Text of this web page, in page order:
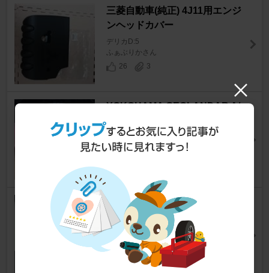
三菱自動車(純正) 4J11用エンジ
ンヘッドカバー
デリカD:5
ふぁぶりかさん
26
3
YOKOHAMA GEOLANDAR A/
T4
デリカD:5
ryoさん
BLUETTI CHARGER2
デリカD:5
有澤 隆文28さん
22